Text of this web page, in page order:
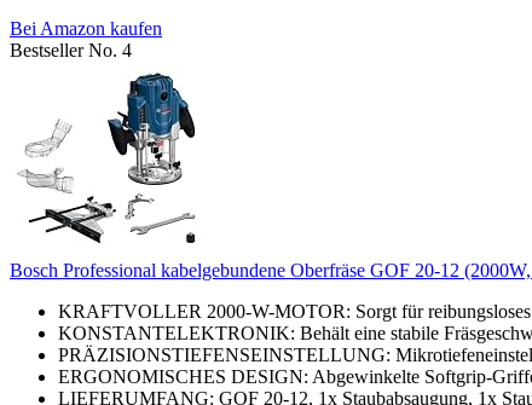
Bei Amazon kaufen
Bestseller No. 4
Bosch Professional kabelgebundene Oberfräse GOF 20-12
KRAFTVOLLER 2000-W-MOTOR: Sorgt für reibungsloses
KONSTANTELEKTRONIK: Behält eine stabile
PRÄZISIONSTIEFENSEINSTELLUNG:
ERGONOMISCHES DESIGN: Abgewinkelte Softgrip-
LIEFERUMFANG: GOF 20-12, 1x Staubabsaugung, 1x